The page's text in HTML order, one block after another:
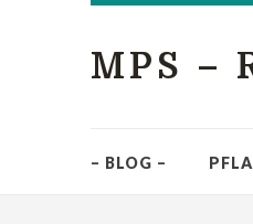
MPS –
– BLOG –